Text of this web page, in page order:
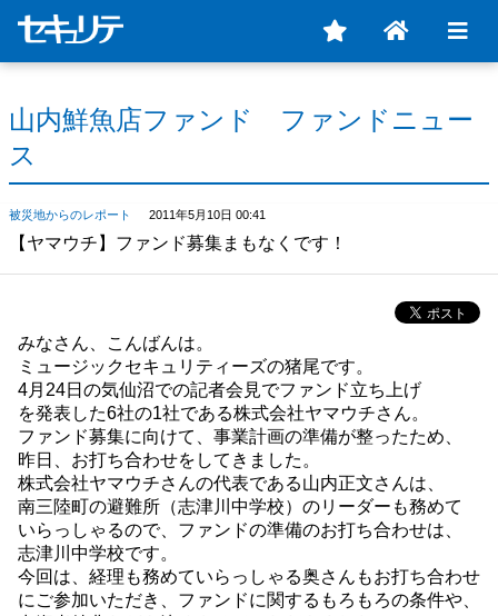
山内鮮魚店ファンド ファンドニュー
ス
被災地からのレポート 2011年5月10日 00:41
【ヤマウチ】ファンド募集まもなくです！
みなさん、こんばんは。
ミュージックセキュリティーズの猪尾です。
4月24日の気仙沼での記者会見でファンド立ち上げ
を発表した6社の1社である株式会社ヤマウチさん。
ファンド募集に向けて、事業計画の準備が整ったため、
昨日、お打ち合わせをしてきました。
株式会社ヤマウチさんの代表である山内正文さんは、
南三陸町の避難所（志津川中学校）のリーダーも務めて
いらっしゃるので、ファンドの準備のお打ち合わせは、
志津川中学校です。
今回は、経理も務めていらっしゃる奥さんもお打ち合わせ
にご参加いただき、ファンドに関するもろもろの条件や、